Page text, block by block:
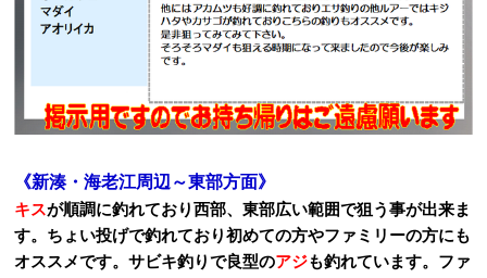
《新湊・海老江周辺～東部方面》
キスが順調に釣れており西部、東部広い範囲で狙う事が出来ま
す。ちょい投げで釣れており初めての方やファミリーの方にも
オススメです。サビキ釣りで良型のアジも釣れています。ファ